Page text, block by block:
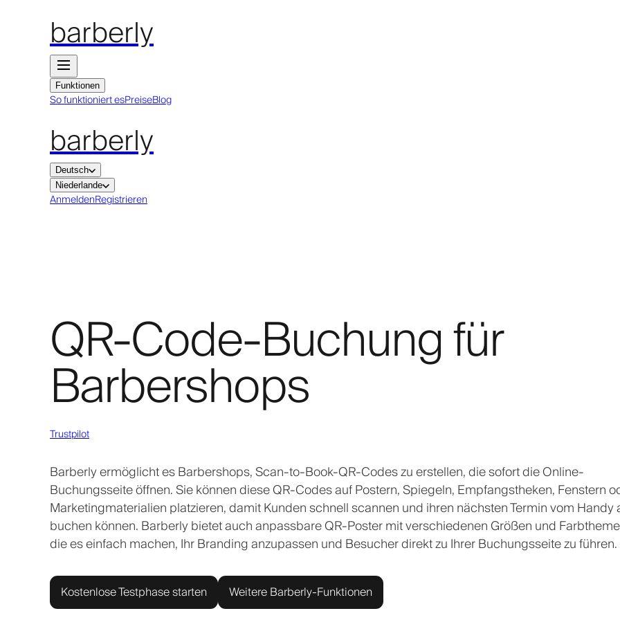
barberly
Funktionen
So funktioniert esPreiseBlog
barberly
Deutsch
Niederlande
AnmeldenRegistrieren
QR-Code-Buchung für
Barbershops
Trustpilot
Barberly ermöglicht es Barbershops, Scan-to-Book-QR-Codes zu erstellen, die sofort die Online-
Buchungsseite öffnen. Sie können diese QR-Codes auf Postern, Spiegeln, Empfangstheken, Fenstern
Marketingmaterialien platzieren, damit Kunden schnell scannen und ihren nächsten Termin vom Handy
buchen können. Barberly bietet auch anpassbare QR-Poster mit verschiedenen Größen und
die es einfach machen, Ihr Branding anzupassen und Besucher direkt zu Ihrer Buchungsseite zu führen.
Kostenlose Testphase starten Weitere Barberly-Funktionen